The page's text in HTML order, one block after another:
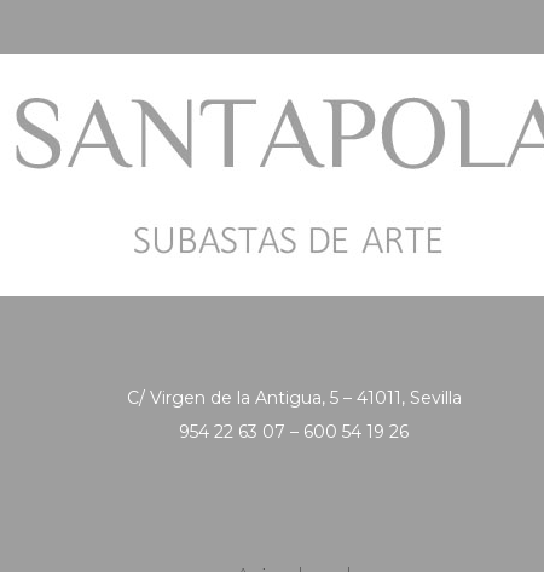
C/ Virgen de la Antigua, 5 – 41011, Sevilla
954 22 63 07 – 600 54 19 26